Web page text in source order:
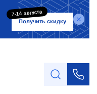
7-14 августа
Получить скидку